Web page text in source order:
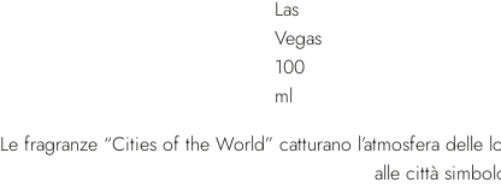
Le fragranze “Cities of the World” catturano l’atmosfera
alle città